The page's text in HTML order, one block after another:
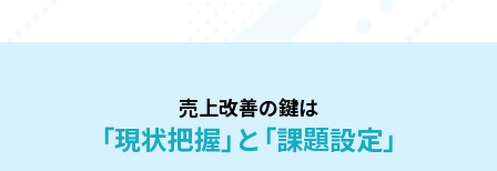
売上改善の鍵は
「現状把握」と「課題設定」